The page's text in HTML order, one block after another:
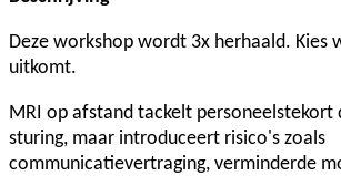
Deze workshop wordt 3x herhaald. Kies
uitkomt.
MRI op afstand tackelt
sturing, maar introduceert risico's zoals
communicatievertraging, verminderde